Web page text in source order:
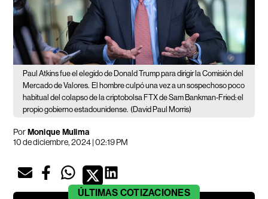
Paul Atkins fue el elegido de Donald Trump para dirigir la Comisión del
Mercado de Valores. El hombre culpó una vez a un sospechoso poco
habitual del colapso de la criptobolsa FTX de Sam Bankman-Fried: el
propio gobierno estadounidense. (David Paul Morris)
PorMonique Mulima
10 de diciembre, 2024 | 02:19 PM
ÚLTIMAS COTIZACIONES